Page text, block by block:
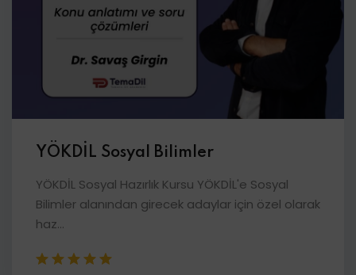
YÖKDİL Sosyal Bilimler
YÖKDİL Sosyal Hazırlık Kursu YÖKDİL'e Sosyal
Bilimler alanından girecek adaylar için özel olarak
haz...